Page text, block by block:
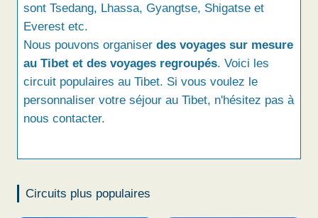
sont Tsedang, Lhassa, Gyangtse, Shigatse et
Everest etc.
Nous pouvons organiserdes voyages sur mesure
au Tibet et des voyages regroupés. Voici les
circuit populaires au Tibet. Si vous voulez le
personnaliser votre séjour au Tibet, n'hésitez pas à
nous contacter.
Circuits plus populaires